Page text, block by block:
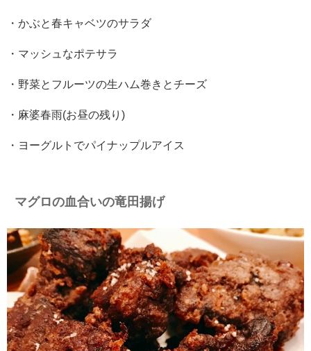
・かぶと春キャベツのサラダ
・マッシュなポテサラ
・野菜とフルーツの生ハム巻きとチーズ
・麻婆春雨(お昼の残り)
・ヨーグルトでパイナップルアイス
マグロの血合いの竜田揚げ